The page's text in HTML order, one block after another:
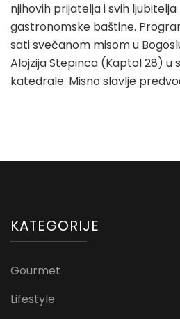
njihovih prijatelja i svih
gastronomske baštine.
sati svečanom misom u
Alojzija Stepinca (Kaptol 28) u
katedrale. Misno slavlje
KATEGORIJE
Gourmet
Lifestyle